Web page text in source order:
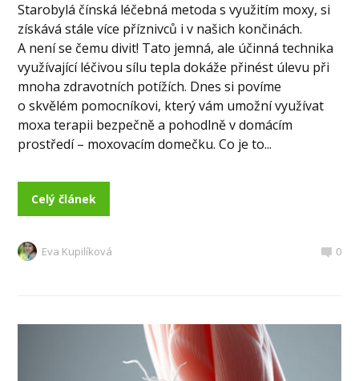
Starobylá čínská léčebná metoda s využitím moxy, si
získává stále více příznivců i v našich končinách.
A není se čemu divit! Tato jemná, ale účinná technika
využívající léčivou sílu tepla dokáže přinést úlevu při
mnoha zdravotních potížích. Dnes si povíme
o skvělém pomocníkovi, který vám umožní využívat
moxa terapii bezpečně a pohodlně v domácím
prostředí – moxovacím domečku. Co je to...
Celý článek
Eva Kupilíková 0